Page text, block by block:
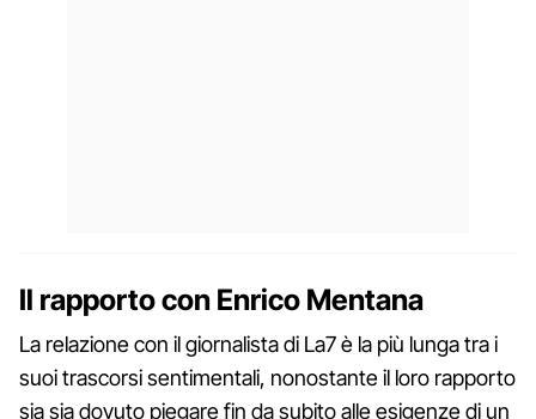
Il rapporto con Enrico Mentana
La relazione con il giornalista di La7 è la più lunga tra i
suoi trascorsi sentimentali, nonostante il loro rapporto
sia sia dovuto piegare fin da subito alle esigenze di un